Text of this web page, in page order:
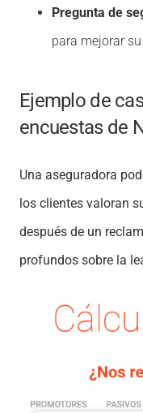
Pregunta de
para mejorar
Ejemplo de
encuestas de
Una aseguradora
los clientes valoran
después de un
profundos sobre la